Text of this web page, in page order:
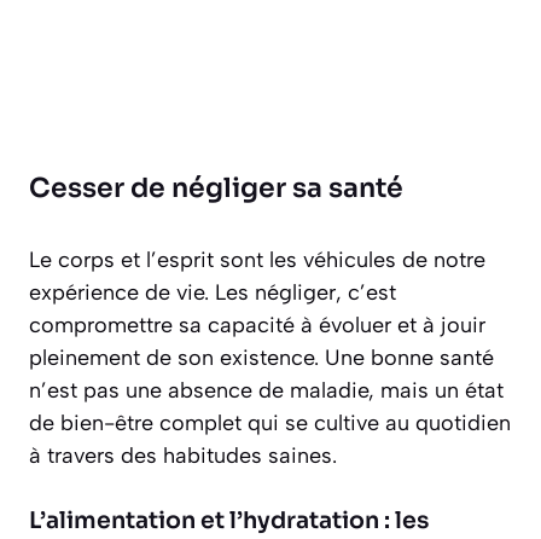
Cesser de négliger sa santé
Le corps et l’esprit sont les véhicules de notre
expérience de vie. Les négliger, c’est
compromettre sa capacité à évoluer et à jouir
pleinement de son existence. Une bonne santé
n’est pas une absence de maladie, mais un état
de bien-être complet qui se cultive au quotidien
à travers des habitudes saines.
L’alimentation et l’hydratation : les